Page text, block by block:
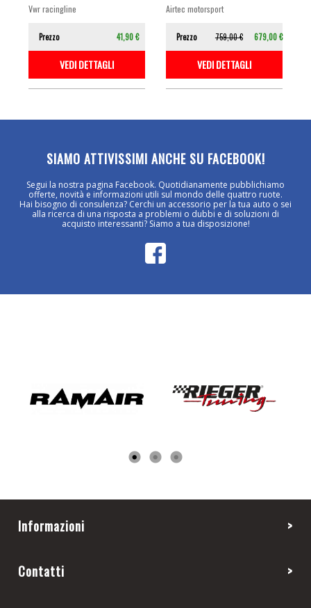
vwr racingline
Prezzo 41,90 €
VEDI DETTAGLI
airtec motorsport
Prezzo 759,00 € 679,00 €
VEDI DETTAGLI
SIAMO ATTIVISSIMI ANCHE SU FACEBOOK!
Segui la nostra pagina Facebook. Quotidianamente pubblichiamo
offerte, novità e informazioni utili sul mondo delle quattro ruote.
Hai bisogno di consulenza? Cerchi un accessorio per la tua auto o sei
alla ricerca di una risposta a problemi o dubbi e di soluzioni di
acquisto interessanti? Siamo a tua disposizione!
Informazioni
Contatti